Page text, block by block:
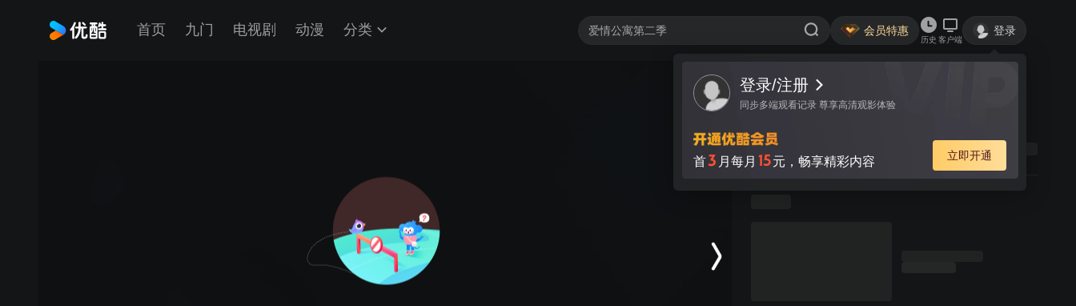
首页 九门 电视剧 动漫 分类 会员特惠
历史 客户端
登录
登录/注册
同步多端观看记录 尊享高清观影体验
首3 月每月 15元，畅享精彩内容 立即开通